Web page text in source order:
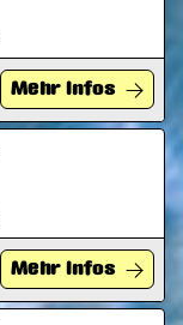
Mehr Infos
Mehr Infos